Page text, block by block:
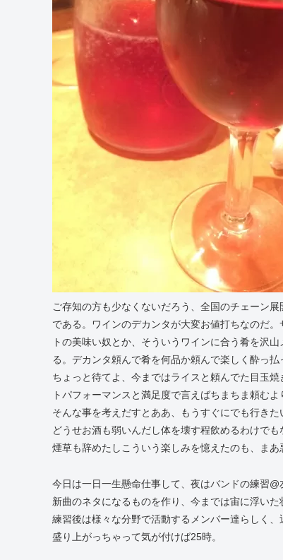
ご存知の方も少なくないだろう、全国のチェーン
である。ワインのデカンタが大変お値打ちなのだ
トの美味い奴とか、そういうワインに合う肴を沢
る。デカンタ頼んで肴を何品か頼んで楽しく酔っ
ちょっと待てよ、今まではライスと頼んでた目玉
トパフォーマンスと満足度で言えばちまちま頼む
そんな事を考えだすとああ、もうすぐにでも行きた
どうせお酒も弱いんだし体を壊す程飲めるわけでも
煙草も辞めたしこういう楽しみを憶えたのも、まあ
今日は一日一生懸命仕事して、夜はバンドの練習@
新曲のネタになるものを作り、今までは宙に浮い
練習後は様々な分野で活動するメンバー達らしく
盛り上がっちゃって気が付けば25時。